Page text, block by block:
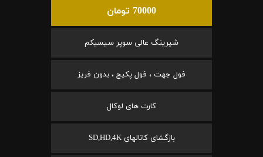
70000 تومان
شیرینگ عالی سوپر سیسیکم
فول جهت ، فول پکیج ، بدون فریز
کارت های لوکال
بازگشای کانالهای SD,HD,4K